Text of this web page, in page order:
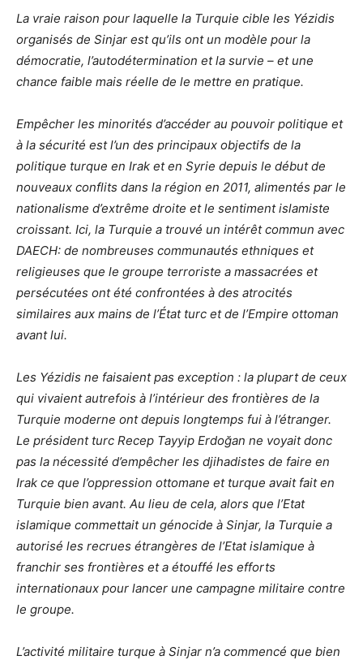
La vraie raison pour laquelle la Turquie cible les Yézidis
organisés de Sinjar est qu’ils ont un modèle pour la
démocratie, l’autodétermination et la survie – et une
chance faible mais réelle de le mettre en pratique.
Empêcher les minorités d’accéder au pouvoir politique et
à la sécurité est l’un des principaux objectifs de la
politique turque en Irak et en Syrie depuis le début de
nouveaux conflits dans la région en 2011, alimentés par le
nationalisme d’extrême droite et le sentiment islamiste
croissant. Ici, la Turquie a trouvé un intérêt commun avec
DAECH: de nombreuses communautés ethniques et
religieuses que le groupe terroriste a massacrées et
persécutées ont été confrontées à des atrocités
similaires aux mains de l’État turc et de l’Empire ottoman
avant lui.
Les Yézidis ne faisaient pas exception : la plupart de ceux
qui vivaient autrefois à l’intérieur des frontières de la
Turquie moderne ont depuis longtemps fui à l’étranger.
Le président turc Recep Tayyip Erdoğan ne voyait donc
pas la nécessité d’empêcher les djihadistes de faire en
Irak ce que l’oppression ottomane et turque avait fait en
Turquie bien avant. Au lieu de cela, alors que l’Etat
islamique commettait un génocide à Sinjar, la Turquie a
autorisé les recrues étrangères de l’Etat islamique à
franchir ses frontières et a étouffé les efforts
internationaux pour lancer une campagne militaire contre
le groupe.
L’activité militaire turque à Sinjar n’a commencé que bien